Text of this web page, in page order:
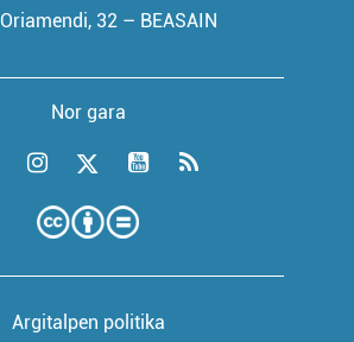
Oriamendi, 32 – BEASAIN
Nor gara
Argitalpen politika